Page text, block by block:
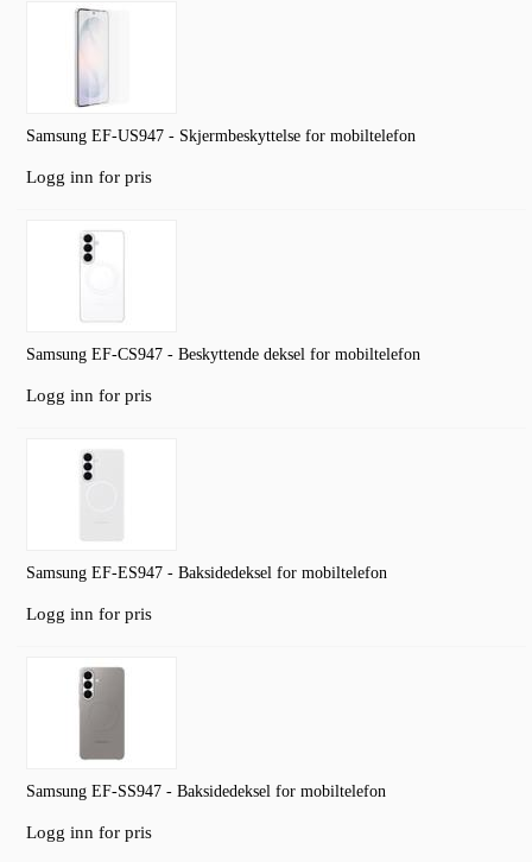
Samsung EF-US947 - Skjermbeskyttelse for mobiltelefon
Logg inn for pris
Samsung EF-CS947 - Beskyttende deksel for mobiltelefon
Logg inn for pris
Samsung EF-ES947 - Baksidedeksel for mobiltelefon
Logg inn for pris
Samsung EF-SS947 - Baksidedeksel for mobiltelefon
Logg inn for pris